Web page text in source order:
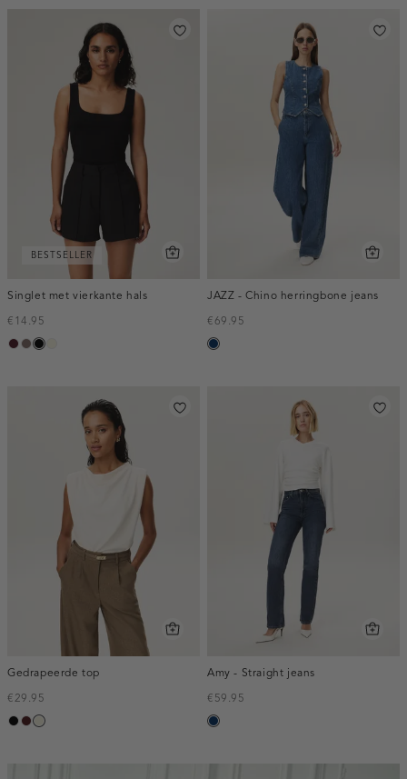
BESTSELLER
Singlet met vierkante hals
€14.95
pruim,
taupe
zwart
JAZZ - Chino herringbone jeans
€69.95
blauw,
Gedrapeerde top
€29.95
zwart
pruim
ecru
Amy - Straight jeans
€59.95
blauw,
dark